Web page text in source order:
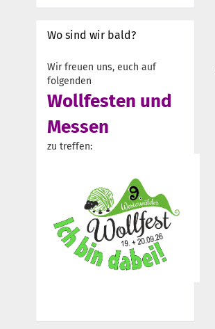
Wo sind wir bald?
Wir freuen uns, euch auf
folgenden
Wollfesten und
Messen
zu treffen: